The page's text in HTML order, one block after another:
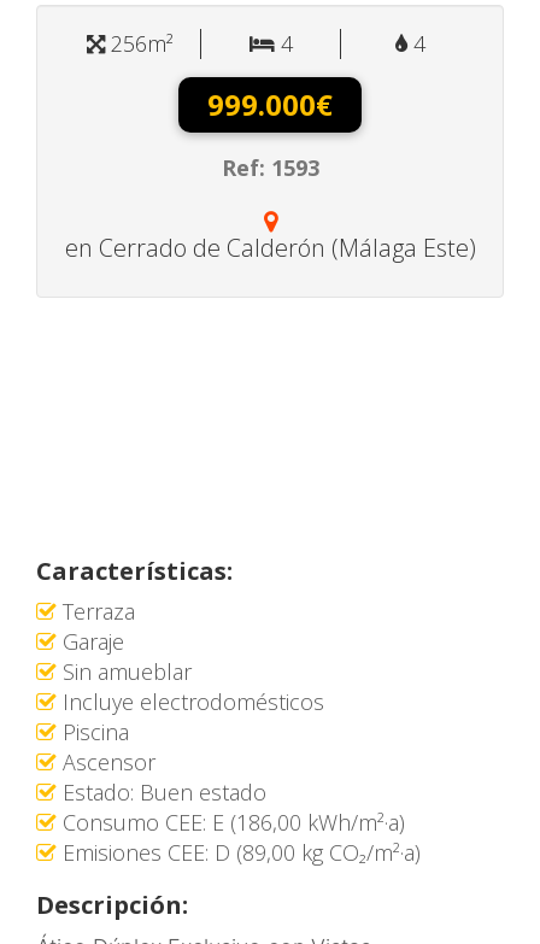
256m² 4 4
999.000€
Ref: 1593
en Cerrado de Calderón (Málaga Este)
Características:
Terraza
Garaje
Sin amueblar
Incluye electrodomésticos
Piscina
Ascensor
Estado: Buen estado
Consumo CEE: E (186,00 kWh/m²·a)
Emisiones CEE: D (89,00 kg CO₂/m²·a)
Descripción: